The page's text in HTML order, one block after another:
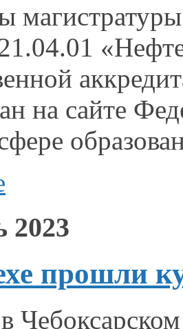
на сайте
2023
прошли
в Чебоксарском